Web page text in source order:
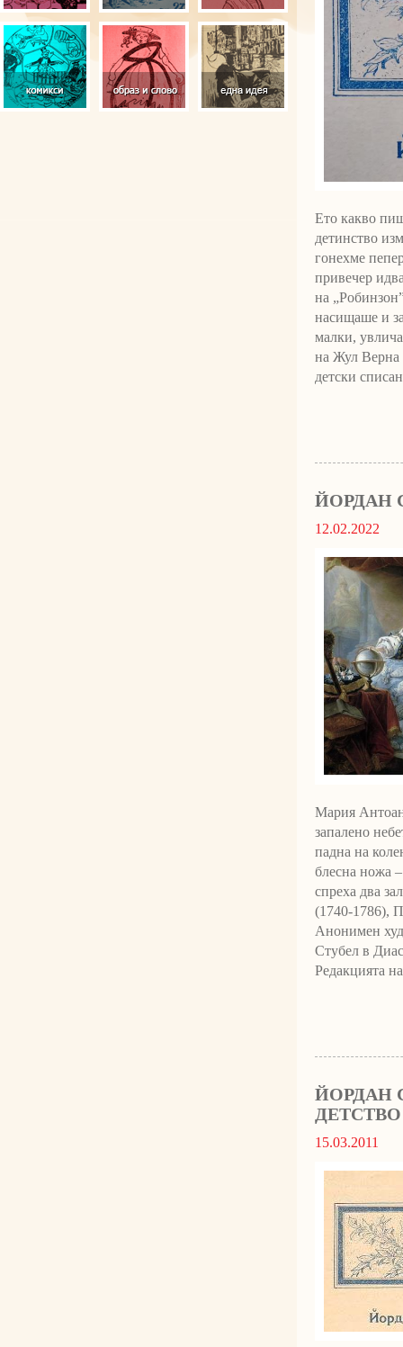
Ето какво
детинство
гонехме
привечер
на
насищаше и
малки,
на Жул Верна
детски
ЙОРДАН
12.02.2022
Мария
запалено
падна на
блесна ножа
спреха два
(1740-1786),
Анонимен
Стубел в
Редакцията
ЙОРДАН
ДЕТСТВО
15.03.2011